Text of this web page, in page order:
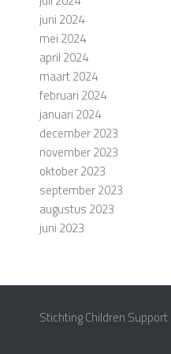
juni 2024
mei 2024
april 2024
maart 2024
februari 2024
januari 2024
december 2023
november 2023
oktober 2023
september 2023
augustus 2023
juni 2023
Stichting Children